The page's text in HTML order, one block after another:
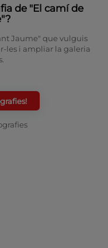
de "El camí de
Jaume" que vulguis
les i ampliar la galeria